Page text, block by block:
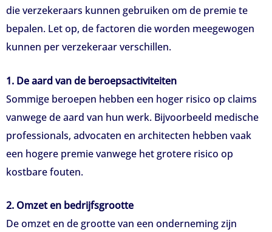
die verzekeraars kunnen gebruiken om de premie te
bepalen. Let op, de factoren die worden meegewogen
kunnen per verzekeraar verschillen.
1. De aard van de beroepsactiviteiten
Sommige beroepen hebben een hoger risico op claims
vanwege de aard van hun werk. Bijvoorbeeld medische
professionals, advocaten en architecten hebben vaak
een hogere premie vanwege het grotere risico op
kostbare fouten.
2. Omzet en bedrijfsgrootte
De omzet en de grootte van een onderneming zijn